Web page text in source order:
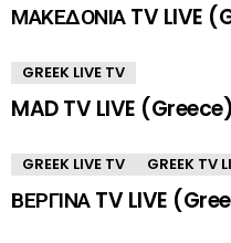
ΜΑΚΕΔΟΝΙΑ TV LIVE
GREEK LIVE TV
MAD TV LIVE (Greece)
GREEK LIVE TV GREEK TV
ΒΕΡΓΙΝΑ TV LIVE